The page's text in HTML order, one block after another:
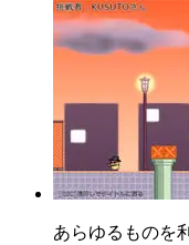
あらゆるものを